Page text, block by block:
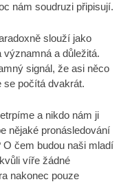
nám soudruzi připisují.
slouží jako
a důležitá.
signál, že asi něco
se počítá dvakrát.
a nikdo nám ji
nějaké pronásledování
čem budou naši mladí
víře žádné
nakonec pouze